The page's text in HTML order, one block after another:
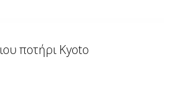
ποτήρι Kyoto